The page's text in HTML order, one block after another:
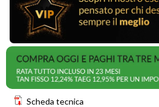
Scheda tecnica